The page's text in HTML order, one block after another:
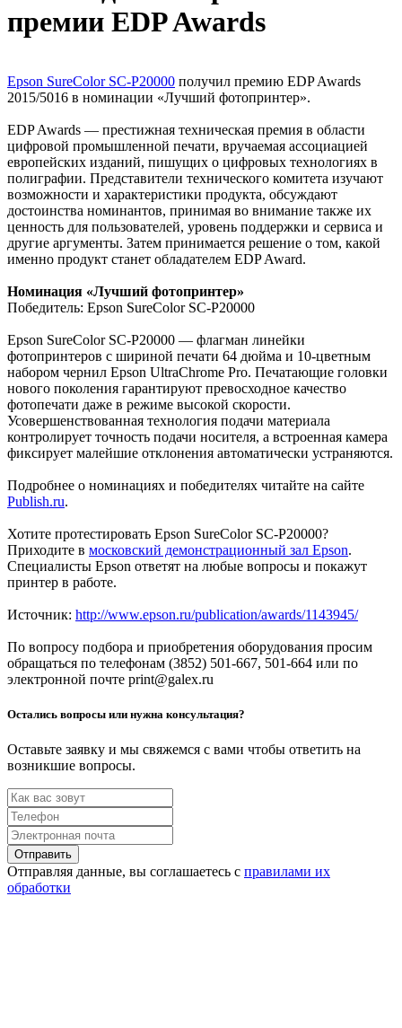
премии EDP Awards
Epson SureColor SC-P20000 получил премию EDP Awards
2015/5016 в номинации «Лучший фотопринтер».
EDP Awards — престижная техническая премия в области
цифровой промышленной печати, вручаемая ассоциацией
европейских изданий, пишущих о цифровых технологиях в
полиграфии. Представители технического комитета изучают
возможности и характеристики продукта, обсуждают
достоинства номинантов, принимая во внимание также их
ценность для пользователей, уровень поддержки и сервиса и
другие аргументы. Затем принимается решение о том, какой
именно продукт станет обладателем EDP Award.
Номинация «Лучший фотопринтер»
Победитель: Epson SureColor SC-P20000
Epson SureColor SC-P20000 — флагман линейки
фотопринтеров с шириной печати 64 дюйма и 10-цветным
набором чернил Epson UltraChrome Pro. Печатающие головки
нового поколения гарантируют превосходное качество
фотопечати даже в режиме высокой скорости.
Усовершенствованная технология подачи материала
контролирует точность подачи носителя, а встроенная камера
фиксирует малейшие отклонения автоматически устраняются.
Подробнее о номинациях и победителях читайте на сайте
Publish.ru.
Хотите протестировать Epson SureColor SC-P20000?
Приходите в московский демонстрационный зал Epson.
Специалисты Epson ответят на любые вопросы и покажут
принтер в работе.
Источник: http://www.epson.ru/publication/awards/1143945/
По вопросу подбора и приобретения оборудования просим
обращаться по телефонам (3852) 501-667, 501-664 или по
электронной почте print@galex.ru
Остались вопросы или нужна консультация?
Оставьте заявку и мы свяжемся с вами чтобы ответить на
возникшие вопросы.
Отправить
Отправляя данные, вы соглашаетесь с правилами их
обработки